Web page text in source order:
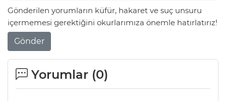
Gönderilen yorumların küfür, hakaret ve suç unsuru
içermemesi gerektiğini okurlarımıza önemle hatırlatırız!
Gönder
Yorumlar (0)